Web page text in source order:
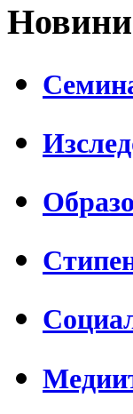
Новини